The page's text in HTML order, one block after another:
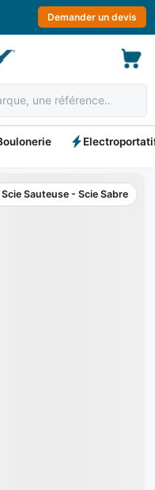
Demander un devis
Scie Sauteuse - Scie Sabre